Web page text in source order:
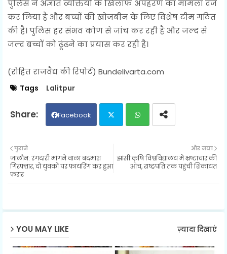
पुलिस ने अज्ञात व्यक्तियों के खिलाफ अपहरण का मामला दर्ज
कर लिया है और बच्चों की खोजबीन के लिए विशेष टीम गठित
की है। पुलिस हर संभव कोण से जांच कर रही है और जल्द से
जल्द बच्चों को ढूंढने का प्रयास कर रही है।
(रोहित राजवैद्य की रिपोर्ट) Bundelivarta.com
Tags Lalitpur
Facebook
ats
और नया
झांसी कृषि विश्वविद्यालय में भ्रष्टाचार की
आंच, राष्ट्रपति तक पहुंची शिकायत
पुराने
जालौन: रंगदारी मांगने वाला बदमाश
गिरफ्तार, दो युवकों पर फायरिंग कर हुआ
फरार
YOU MAY LIKE ज़्यादा दिखाएं